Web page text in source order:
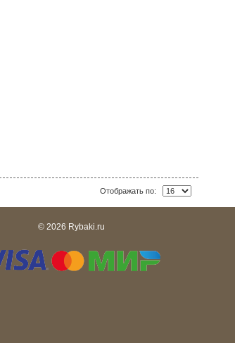
Отображать по:
© 2026 Rybaki.ru